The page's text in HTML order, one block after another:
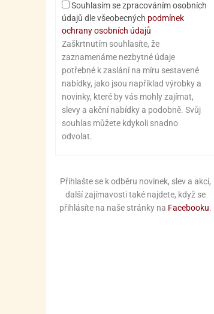
Souhlasím se zpracováním osobních
údajů dle všeobecných podmínek
ochrany osobních údajů
Zaškrtnutím souhlasíte, že
zaznamenáme nezbytné údaje
potřebné k zaslání na míru sestavené
nabídky, jako jsou například výrobky a
novinky, které by vás mohly zajímat,
slevy a akční nabídky a podobně. Svůj
souhlas můžete kdykoli snadno
odvolat.
Přihlašte se k odběru novinek, slev a akcí,
další zajímavosti také najdete, když se
přihlásíte na naše stránky na Facebooku.